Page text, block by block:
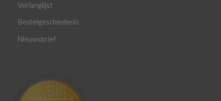
Verlanglijst
Bestelgeschiedenis
Nieuwsbrief